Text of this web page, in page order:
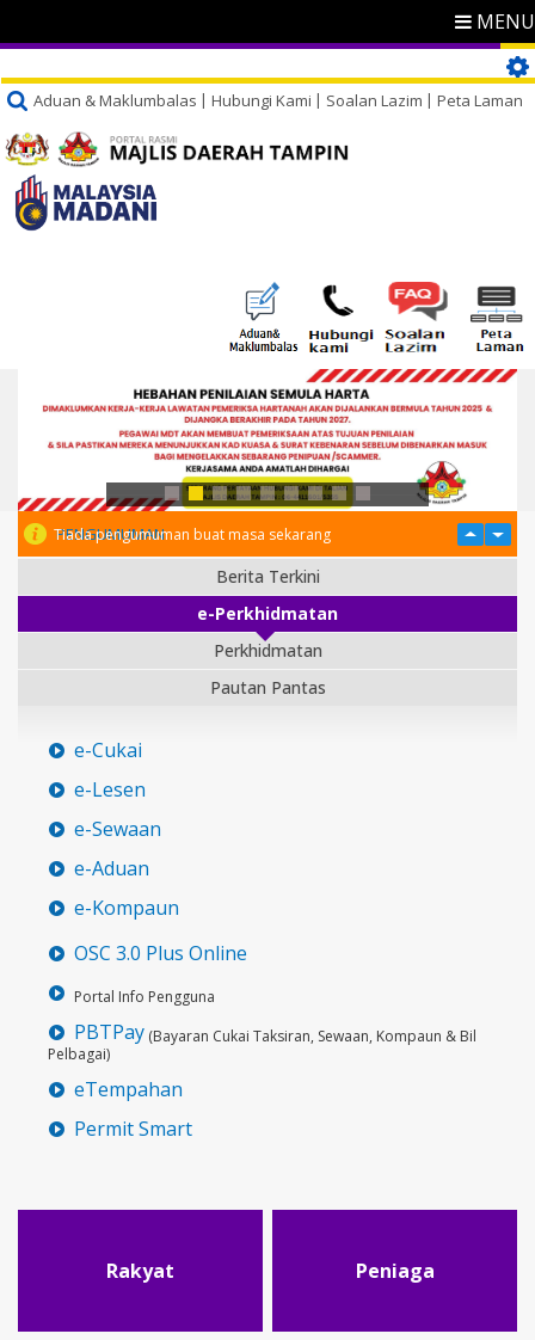
MENU
Aduan & Maklumbalas Hubungi Kami Soalan Lazim Peta Laman
PENGUMUMAN
Tiada pengumuman buat masa sekarang
Berita Terkini
e-Perkhidmatan
Perkhidmatan
Pautan Pantas
e-Cukai
e-Lesen
e-Sewaan
e-Aduan
e-Kompaun
OSC 3.0 Plus Online
Portal Info Pengguna
PBTPay (Bayaran Cukai Taksiran, Sewaan, Kompaun & Bil
Pelbagai)
eTempahan
Permit Smart
Rakyat Peniaga